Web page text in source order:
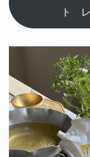
ト